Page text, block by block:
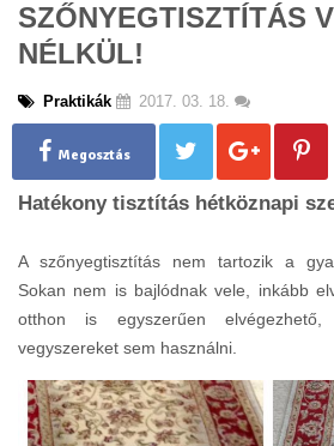
SZŐNYEGTISZTÍTÁS
NÉLKÜL!
Praktikák 2017. 03. 18.
Megosztás
Hatékony tisztítás hétköznapi
A szőnyegtisztítás nem tartozik a
Sokan nem is bajlódnak vele, inkább
otthon is egyszerűen
vegyszereket sem használni.